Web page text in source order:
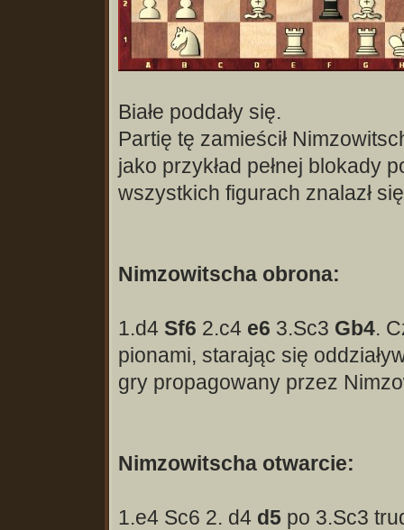
Białe poddały się.
Partię tę zamieścił
jako przykład pełnej blokady
wszystkich figurach znalazł
Nimzowitscha obrona:
1.d4 Sf6 2.c4 e6 3.Sc3 Gb4.
pionami, starając się
gry propagowany przez
Nimzowitscha otwarcie:
1.e4 Sc6 2. d4 d5 po 3.Sc3